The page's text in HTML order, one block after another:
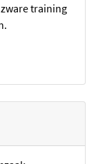
training